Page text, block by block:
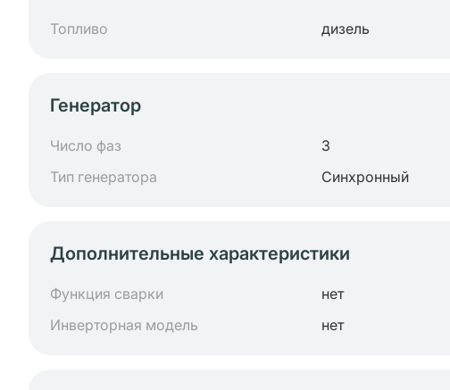
Топливо дизель
Генератор
Число фаз 3
Тип генератора
Синхронный
Дополнительные характеристики
Функция сварки нет
Инверторная модель
нет